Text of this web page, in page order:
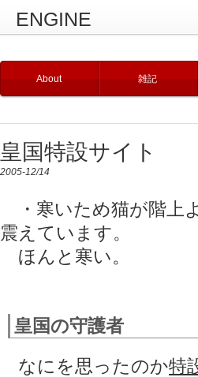
ENGINE
About 雑記
皇国特設サイト
2005-12/14
・寒いため猫が階上
震えています。
ほんと寒い。
皇国の守護者
なにを思ったのか特